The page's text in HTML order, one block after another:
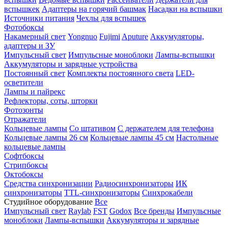
вспышкек Адаптеры на горячий башмак Насадки на вспышки
Источники питания Чехлы для вспышек
Фотобоксы
Накамерный свет Yongnuo Fujimi Aputure Аккумуляторы,
адаптеры и ЗУ
Импульсный свет Импульсные моноблоки Лампы-вспышки
Аккумуляторы и зарядные устройства
Постоянный свет Комплекты постоянного света LED-
осветители
Лампы и пайрекс
Рефлекторы, соты, шторки
Фотозонты
Отражатели
Кольцевые лампы Со штативом С держателем для телефона
Кольцевые лампы 26 см Кольцевые лампы 45 см Настольные
кольцевые лампы
Софтбоксы
Стрипбоксы
Октобоксы
Средства синхронизации Радиосинхронизаторы ИК
синхронизаторы TTL-синхронизаторы Синхрокабели
Студийное оборудование Все
Импульсный свет Raylab FST Godox Все бренды Импульсные
моноблоки Лампы-вспышки Аккумуляторы и зарядные